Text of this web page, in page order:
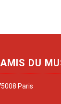
DU
Paris